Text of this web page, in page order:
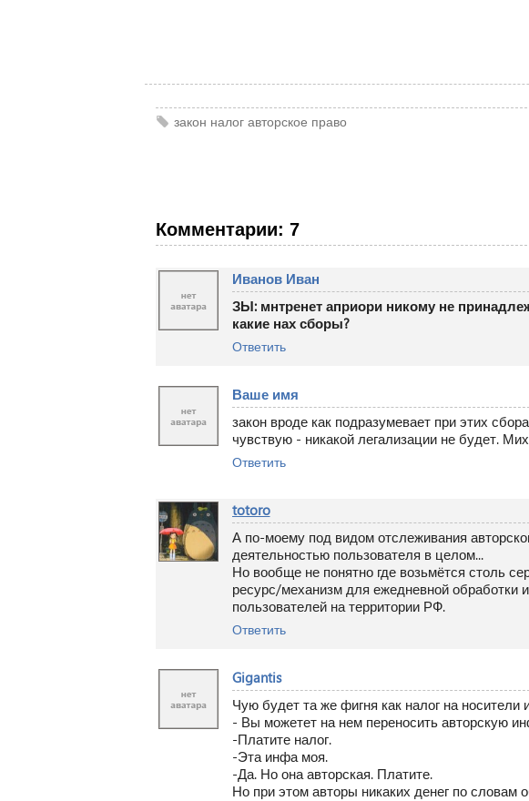
закон налог авторское право
Комментарии: 7
Иванов Иван
ЗЫ: мнтренет априори никому не
какие нах сборы?
Ответить
Ваше имя
закон вроде как подразумевает при этих
чувствую - никакой легализации не будет.
Ответить
totoro
А по-моему под видом отслеживания
деятельностью пользователя в целом...
Но вообще не понятно где возьмётся столь
ресурс/механизм для ежедневной обработки
пользователей на территории РФ.
Ответить
Gigantis
Чую будет та же фигня как налог на носители
- Вы можетет на нем переносить авторскую
-Платите налог.
-Эта инфа моя.
-Да. Но она авторская. Платите.
Но при этом авторы никаких денег по словам